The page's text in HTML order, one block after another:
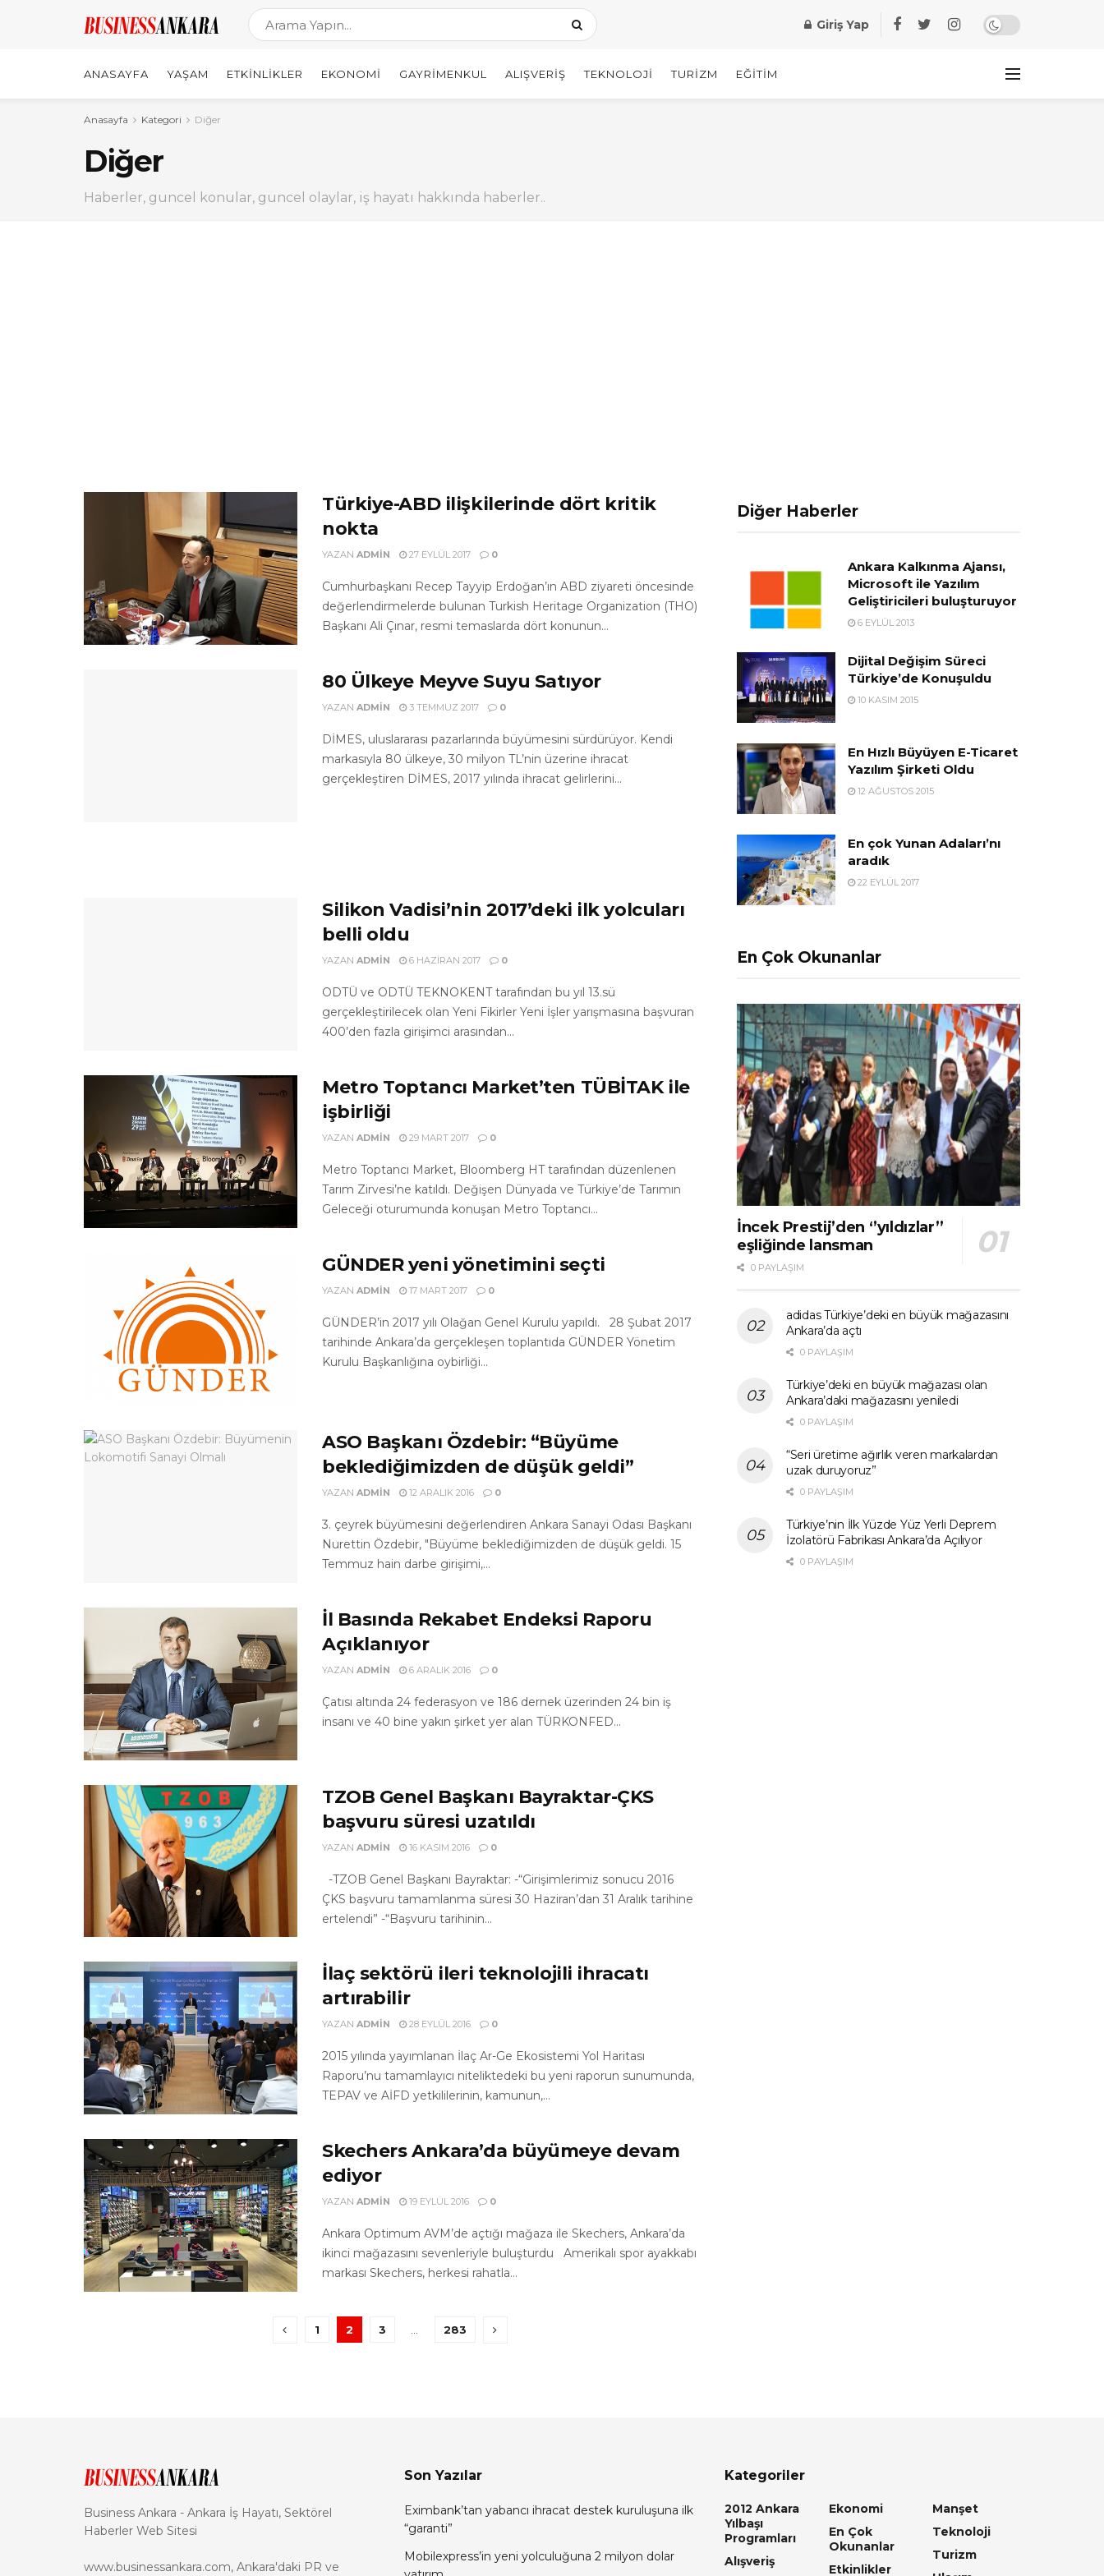
Giriş Yap
ANASAYFA YAŞAM ETKINLIKLER EKONOMI GAYRIMENKUL ALIŞVERIŞ TEKNOLOJI TURIZM EĞITIM
Anasayfa Kategori Diğer
Diğer
Haberler, guncel konular, guncel olaylar, iş hayatı hakkında haberler..
Türkiye-ABD ilişkilerinde dört kritik
nokta
YAZAN ADMIN 27 EYLÜL 2017 0
Cumhurbaşkanı Recep Tayyip Erdoğan’ın ABD ziyareti öncesinde
değerlendirmelerde bulunan Turkish Heritage Organization (THO)
Başkanı Ali Çınar, resmi temaslarda dört konunun...
80 Ülkeye Meyve Suyu Satıyor
YAZAN ADMIN 3 TEMMUZ 2017 0
DİMES, uluslararası pazarlarında büyümesini sürdürüyor. Kendi
markasıyla 80 ülkeye, 30 milyon TL’nin üzerine ihracat
gerçekleştiren DİMES, 2017 yılında ihracat gelirlerini...
Silikon Vadisi’nin 2017’deki ilk yolcuları
belli oldu
YAZAN ADMIN 6 HAZIRAN 2017 0
ODTÜ ve ODTÜ TEKNOKENT tarafından bu yıl 13.sü
gerçekleştirilecek olan Yeni Fikirler Yeni İşler yarışmasına başvuran
400’den fazla girişimci arasından...
Metro Toptancı Market’ten TÜBİTAK ile
işbirliği
YAZAN ADMIN 29 MART 2017 0
Metro Toptancı Market, Bloomberg HT tarafından düzenlenen
Tarım Zirvesi’ne katıldı. Değişen Dünyada ve Türkiye’de Tarımın
Geleceği oturumunda konuşan Metro Toptancı...
GÜNDER yeni yönetimini seçti
YAZAN ADMIN 17 MART 2017 0
GÜNDER’in 2017 yılı Olağan Genel Kurulu yapıldı. 28 Şubat 2017
tarihinde Ankara’da gerçekleşen toplantıda GÜNDER Yönetim
Kurulu Başkanlığına oybirliği...
ASO Başkanı Özdebir: “Büyüme
beklediğimizden de düşük geldi”
YAZAN ADMIN 12 ARALIK 2016 0
3. çeyrek büyümesini değerlendiren Ankara Sanayi Odası Başkanı
Nurettin Özdebir, "Büyüme beklediğimizden de düşük geldi. 15
Temmuz hain darbe girişimi,...
İl Basında Rekabet Endeksi Raporu
Açıklanıyor
YAZAN ADMIN 6 ARALIK 2016 0
Çatısı altında 24 federasyon ve 186 dernek üzerinden 24 bin iş
insanı ve 40 bine yakın şirket yer alan TÜRKONFED...
TZOB Genel Başkanı Bayraktar-ÇKS
başvuru süresi uzatıldı
YAZAN ADMIN 16 KASIM 2016 0
-TZOB Genel Başkanı Bayraktar: -“Girişimlerimiz sonucu 2016
ÇKS başvuru tamamlanma süresi 30 Haziran’dan 31 Aralık tarihine
ertelendi” -“Başvuru tarihinin...
İlaç sektörü ileri teknolojili ihracatı
artırabilir
YAZAN ADMIN 28 EYLÜL 2016 0
2015 yılında yayımlanan İlaç Ar-Ge Ekosistemi Yol Haritası
Raporu’nu tamamlayıcı niteliktedeki bu yeni raporun sunumunda,
TEPAV ve AİFD yetkililerinin, kamunun,...
Skechers Ankara’da büyümeye devam
ediyor
YAZAN ADMIN 19 EYLÜL 2016 0
Ankara Optimum AVM’de açtığı mağaza ile Skechers, Ankara’da
ikinci mağazasını sevenleriyle buluşturdu Amerikalı spor ayakkabı
markası Skechers, herkesi rahatla...
1 2 3 283
Diğer Haberler
Ankara Kalkınma Ajansı,
Microsoft ile Yazılım
Geliştiricileri buluşturuyor
6 EYLÜL 2013
Dijital Değişim Süreci
Türkiye’de Konuşuldu
10 KASIM 2015
En Hızlı Büyüyen E-Ticaret
Yazılım Şirketi Oldu
12 AĞUSTOS 2015
En çok Yunan Adaları’nı
aradık
22 EYLÜL 2017
En Çok Okunanlar
İncek Prestij’den ‘’yıldızlar’’
eşliğinde lansman
0 PAYLAŞIM
adidas Türkiye’deki en büyük mağazasını
Ankara’da açtı
0 PAYLAŞIM
Türkiye’deki en büyük mağazası olan
Ankara’daki mağazasını yeniledi
0 PAYLAŞIM
“Seri üretime ağırlık veren markalardan
uzak duruyoruz”
0 PAYLAŞIM
Türkiye’nin İlk Yüzde Yüz Yerli Deprem
İzolatörü Fabrikası Ankara’da Açılıyor
0 PAYLAŞIM
Business Ankara - Ankara İş Hayatı, Sektörel
Haberler Web Sitesi
www.businessankara.com, Ankara'daki PR ve
Son Yazılar
Eximbank’tan yabancı ihracat destek kuruluşuna ilk
“garanti”
Mobilexpress’in yeni yolculuğuna 2 milyon dolar
Kategoriler
2012 Ankara
Yılbaşı
Programları
Alışveriş
Ekonomi
En Çok
Okunanlar
Etkinlikler
Manşet
Teknoloji
Turizm